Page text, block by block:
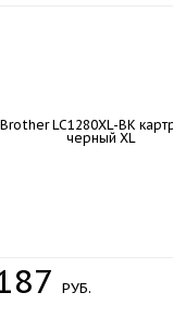
РУБ.